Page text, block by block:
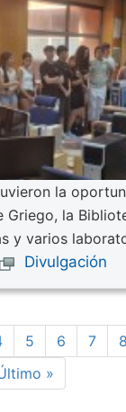
la
Griego, la
y varios
Divulgación
Page
5 Page
6 Page
7 8
»